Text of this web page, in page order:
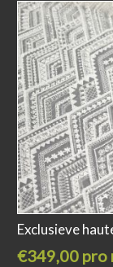
Exclusieve
€349,00 pro